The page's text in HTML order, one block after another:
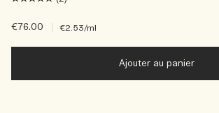
€76.00 €2.53/ml
Ajouter au panier